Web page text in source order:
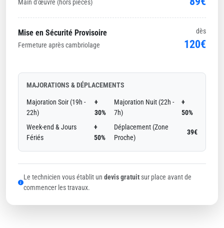
Main d'œuvre (hors pièces)
Mise en Sécurité Provisoire
Fermeture après cambriolage
dès
120€
MAJORATIONS & DÉPLACEMENTS
Majoration Soir (19h -
22h)
+
30%
Majoration Nuit (22h -
7h)
+
50%
Week-end & Jours
Fériés
+
50%
Déplacement (Zone
Proche)
39€
Le technicien vous établit un devis gratuitsur place avant de
commencer les travaux.